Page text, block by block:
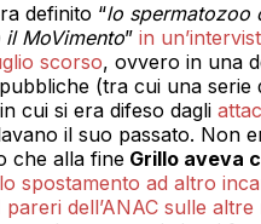
definito “lo spermatozoo
MoVimento” in
scorso, ovvero in una
(tra cui una serie
cui si era difeso dagli
il suo passato. Non
che alla fine Grillo aveva
lo spostamento ad altro
pareri dell’ANAC sulle